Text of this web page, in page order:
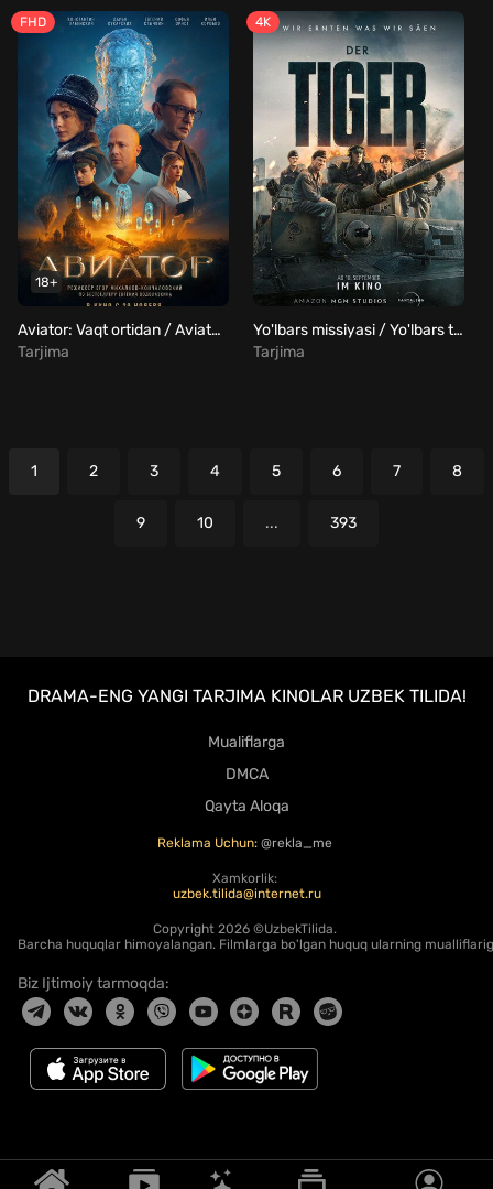
FHD
18+
Aviator: Vaqt ortidan / Aviator Uzbek Tilida
Tarjima
4K
Yo'lbars missiyasi / Yo'lbars topshirig'i / Tank Uzbek Tilida
Tarjima
1 2 3 4 5 6 7 8
9 10 ... 393
DRAMA-ENG YANGI TARJIMA KINOLAR UZBEK TILIDA!
Mualiflarga
DMCA
Qayta Aloqa
Reklama Uchun: @rekla_me
Xamkorlik:
uzbek.tilida@internet.ru
Copyright 2026 ©UzbekTilida.
Barcha huquqlar himoyalangan. Filmlarga bo'lgan huquq ularning
Biz Ijtimoiy tarmoqda: